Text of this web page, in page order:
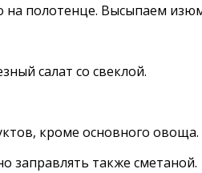
полотенце. Высыпаем
салат со свеклой.
кроме основного овоща.
заправлять также сметаной.